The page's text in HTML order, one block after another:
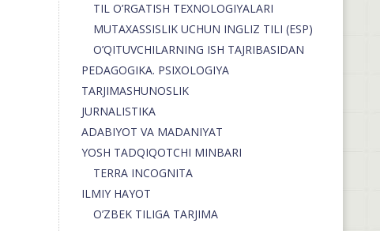
TIL O’RGATISH TEXNOLOGIYALARI
MUTAXASSISLIK UCHUN INGLIZ TILI (ESP)
O’QITUVCHILARNING ISH TAJRIBASIDAN
PEDAGOGIKA. PSIXOLOGIYA
TARJIMASHUNOSLIK
JURNALISTIKA
ADABIYOT VA MADANIYAT
YOSH TADQIQOTCHI MINBARI
TERRA INCOGNITA
ILMIY HAYOT
O’ZBEK TILIGA TARJIMA